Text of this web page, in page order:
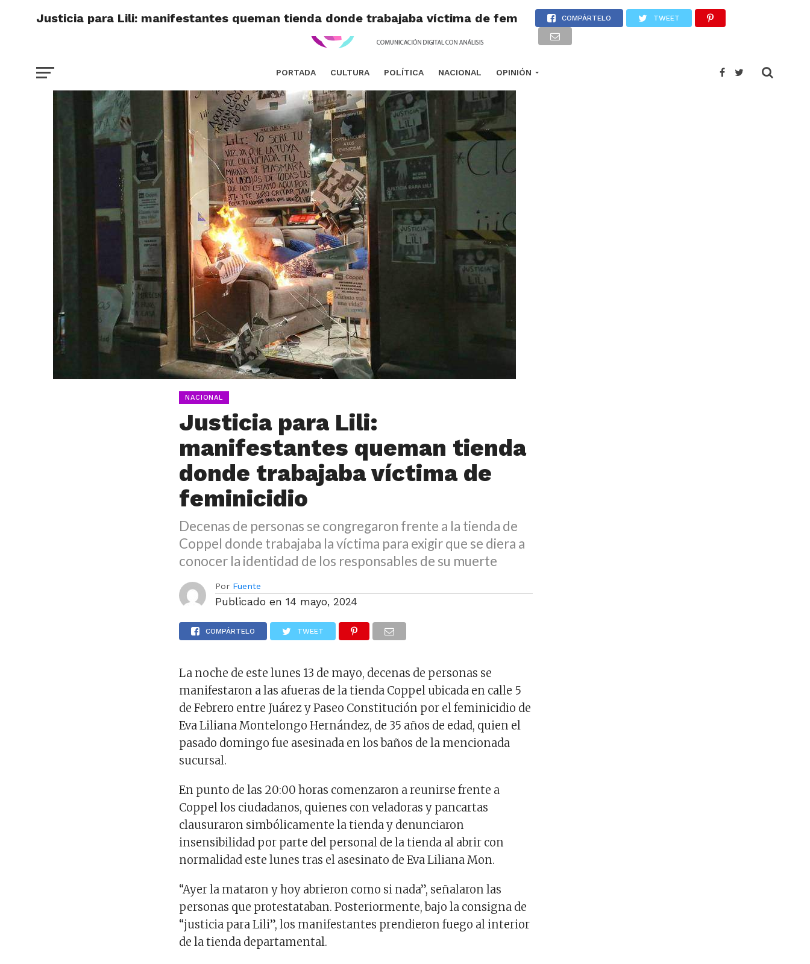
PORTADA CULTURA POLÍTICA NACIONAL OPINIÓN
Justicia para Lili: manifestantes queman tienda donde trabajaba víctima de feminicidio COMPÁRTELO TWEET
NACIONAL
Justicia para Lili:
manifestantes queman tienda
donde trabajaba víctima de
feminicidio
Decenas de personas se congregaron frente a la tienda de
Coppel donde trabajaba la víctima para exigir que se diera a
conocer la identidad de los responsables de su muerte
Por Fuente
Publicado en 14 mayo, 2024
COMPÁRTELO TWEET
La noche de este lunes 13 de mayo, decenas de personas se
manifestaron a las afueras de la tienda Coppel ubicada en calle 5
de Febrero entre Juárez y Paseo Constitución por el feminicidio de
Eva Liliana Montelongo Hernández, de 35 años de edad, quien el
pasado domingo fue asesinada en los baños de la mencionada
sucursal.
En punto de las 20:00 horas comenzaron a reunirse frente a
Coppel los ciudadanos, quienes con veladoras y pancartas
clausuraron simbólicamente la tienda y denunciaron
insensibilidad por parte del personal de la tienda al abrir con
normalidad este lunes tras el asesinato de Eva Liliana Mon.
“Ayer la mataron y hoy abrieron como si nada”, señalaron las
personas que protestataban. Posteriormente, bajo la consigna de
“justicia para Lili”, los manifestantes prendieron fuego al interior
de la tienda departamental.